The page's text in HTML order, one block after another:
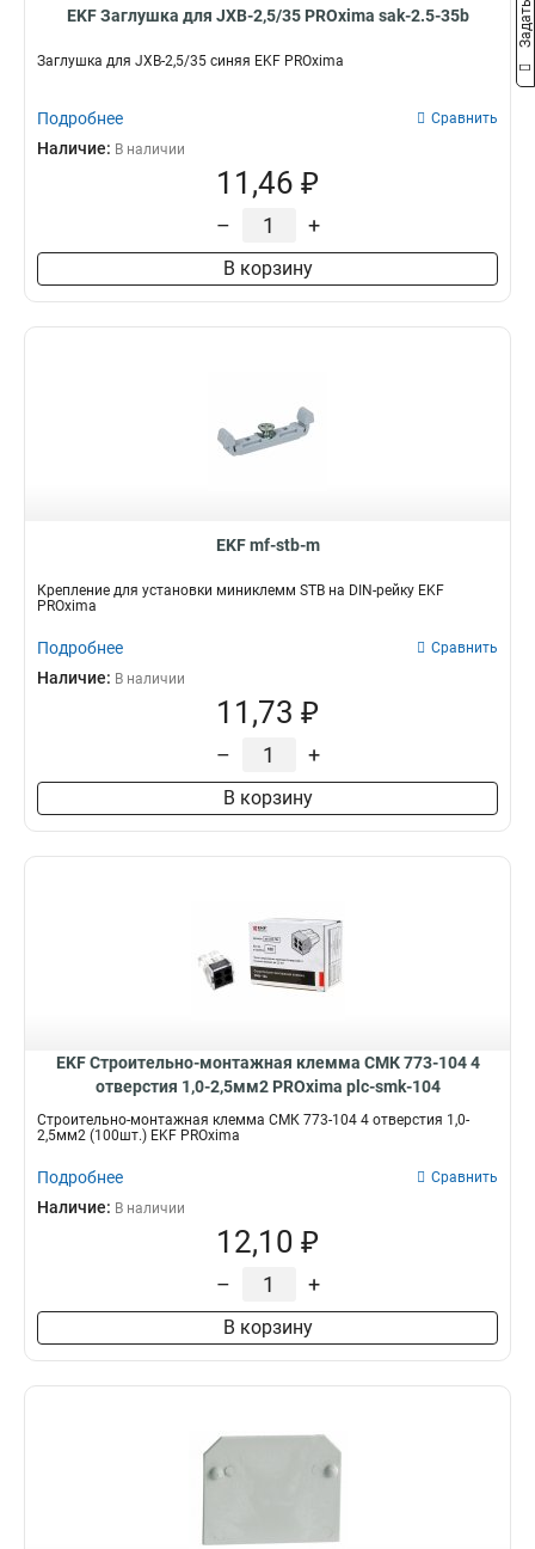
EKF Заглушка для JXB-2,5/35 PROxima sak-2.5-35b
Заглушка для JXB-2,5/35 синяя EKF PROxima
Подробнее Сравнить
Наличие: В наличии
11,46 ₽
– +
В корзину
EKF mf-stb-m
Крепление для установки миниклемм STB на DIN-рейку EKF
PROxima
Подробнее Сравнить
Наличие: В наличии
11,73 ₽
– +
В корзину
EKF Строительно-монтажная клемма СМК 773-104 4
отверстия 1,0-2,5мм2 PROxima plc-smk-104
Строительно-монтажная клемма СМК 773-104 4 отверстия 1,0-
2,5мм2 (100шт.) EKF PROxima
Подробнее Сравнить
Наличие: В наличии
12,10 ₽
– +
В корзину